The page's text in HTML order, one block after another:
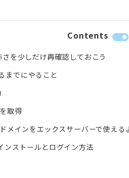
Contents
を少しだけ再確認しておこう
までにやること
取得
インをエックスサーバーで使える
ストールとログイン方法